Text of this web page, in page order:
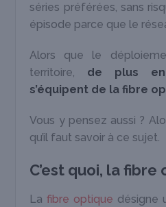
séries préférées, sans
épisode parce que le
Alors que le
territoire, de plus
s’équipent de la fibre
Vous y pensez aussi ?
qu’il faut savoir à ce sujet.
C’est quoi, la fibre
Lafibre optique désigne